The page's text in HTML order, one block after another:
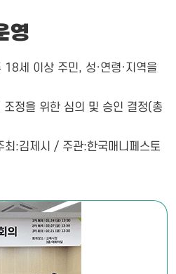
영
세 이상 주민, 성·연령·지역을
정을 위한 심의 및 승인 결정(총
:김제시 / 주관:한국매니페스토